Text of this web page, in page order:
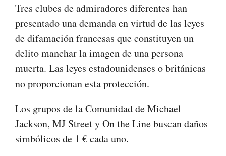
Tres clubes de admiradores diferentes han
presentado una demanda en virtud de las leyes
de difamación francesas que constituyen un
delito manchar la imagen de una persona
muerta. Las leyes estadounidenses o británicas
no proporcionan esta protección.
Los grupos de la Comunidad de Michael
Jackson, MJ Street y On the Line buscan daños
simbólicos de 1 € cada uno.